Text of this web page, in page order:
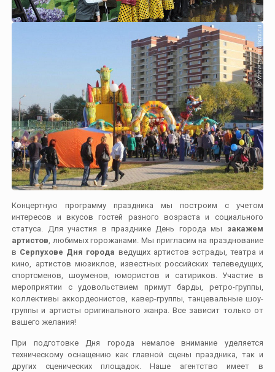
Концертную программу праздника мы построим с учетом
интересов и вкусов гостей разного возраста и социального
статуса. Для участия в празднике День города мы закажем
артистов , любимых горожанами. Мы пригласим на празднование
в Серпухове Дня города ведущих артистов эстрады, театра и
кино, артистов мюзиклов, известных российских телеведущих,
спортсменов, шоуменов, юмористов и сатириков. Участие в
мероприятии с удовольствием примут барды, ретро-группы,
коллективы аккордеонистов, кавер-группы, танцевальные шоу-
группы и артисты оригинального жанра. Все зависит только от
вашего желания!
При подготовке Дня города немалое внимание уделяется
техническому оснащению как главной сцены праздника, так и
других сценических площадок. Наше агентство имеет в